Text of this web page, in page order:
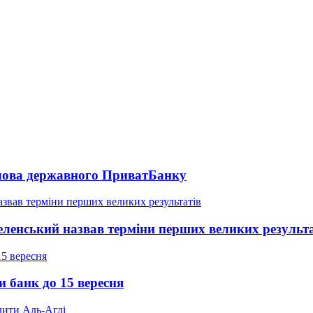
державного ПриватБанку
назвав терміни перших великих
банк до 15 вересня